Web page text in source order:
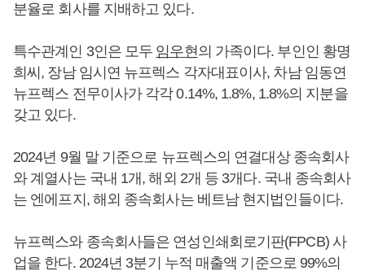
분율로 회사를 지배하고 있다.
특수관계인 3인은 모두 임우현의 가족이다. 부인인 황명
희씨, 장남 임시연 뉴프렉스 각자대표이사, 차남 임동연
뉴프렉스 전무이사가 각각 0.14%, 1.8%, 1.8%의 지분을
갖고 있다.
2024년 9월 말 기준으로 뉴프렉스의 연결대상 종속회사
와 계열사는 국내 1개, 해외 2개 등 3개다. 국내 종속회사
는 엔에프지, 해외 종속회사는 베트남 현지법인들이다.
뉴프렉스와 종속회사들은 연성인쇄회로기판(FPCB) 사
업을 한다. 2024년 3분기 누적 매출액 기준으로 99%의